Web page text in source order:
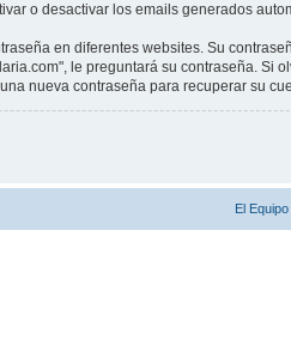
o desactivar los emails generados
en diferentes websites. Su
le preguntará su contraseña. Si
nueva contraseña para recuperar su
El Equipo